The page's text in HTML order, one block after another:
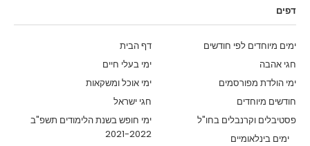
דפים
דף הבית
ימים מיוחדים לפי חודשים
ימי בעלי חיים
חגי אהבה
ימי אוכל ומשקאות
ימי הולדת מפורסמים
חגי ישראל
חודשים מיוחדים
ימי חופש בשנת הלימודים תשפ"ב
2021-2022
פסטיבלים וקרנבלים בחו"ל
ימים בינלאומיים